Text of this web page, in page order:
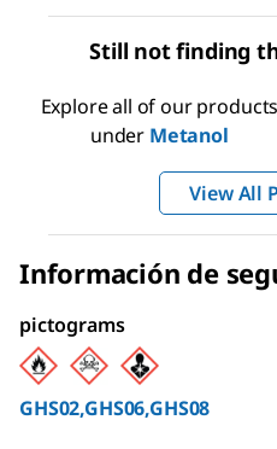
Still not finding
Explore all of our products
under Metanol
View All
Información de
pictograms
GHS02,GHS06,GHS08